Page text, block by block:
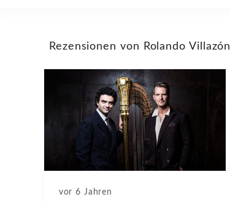
Rezensionen von Rolando Villazón
vor 6 Jahren